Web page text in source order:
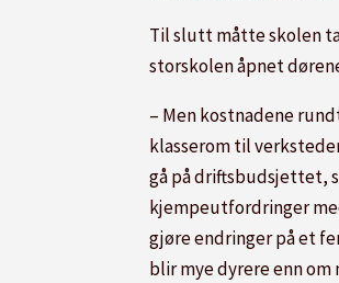
Til slutt måtte skolen
storskolen åpnet
– Men kostnadene
klasserom til
gå på driftsbudsjettet,
kjempeutfordringer
gjøre endringer på et
blir mye dyrere enn